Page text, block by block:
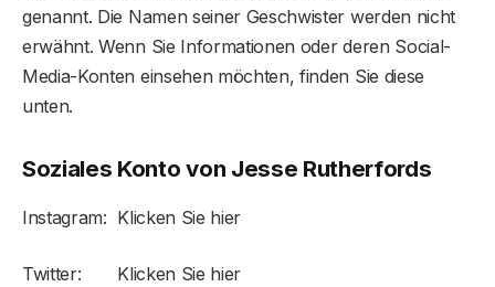
genannt. Die Namen seiner Geschwister werden nicht
erwähnt. Wenn Sie Informationen oder deren Social-
Media-Konten einsehen möchten, finden Sie diese
unten.
Soziales Konto von Jesse Rutherfords
Instagram: Klicken Sie hier
Twitter: Klicken Sie hier